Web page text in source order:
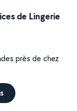
de Lingerie
près de chez